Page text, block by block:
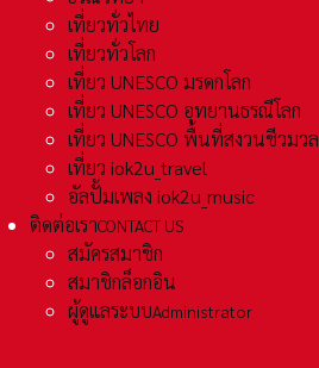
เที่ยวทั่วไทย
เที่ยวทั่วโลก
เที่ยว UNESCO มรดกโลก
เที่ยว UNESCO อุทยานธรณีโลก
เที่ยว UNESCO พื้นที่สงวนชีวมวล
เที่ยว iok2u_travel
อัลปั้มเพลง iok2u_music
ติดต่อเราCONTACT US
สมัครสมาชิก
สมาชิกล็อกอิน
ผู้ดูแลระบบAdministrator